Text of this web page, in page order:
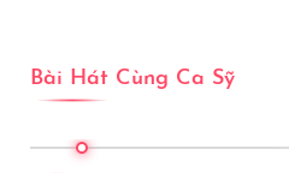
Bài Hát Cùng Ca Sỹ